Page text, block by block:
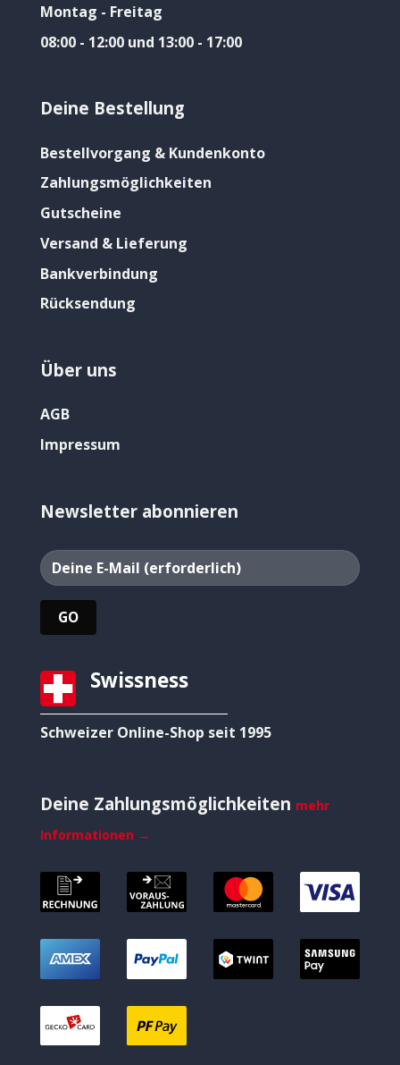
Montag - Freitag
08:00 - 12:00 und 13:00 - 17:00
Deine Bestellung
Bestellvorgang & Kundenkonto
Zahlungsmöglichkeiten
Gutscheine
Versand & Lieferung
Bankverbindung
Rücksendung
Über uns
AGB
Impressum
Newsletter abonnieren
Swissness
Schweizer Online-Shop seit 1995
Deine Zahlungsmöglichkeiten mehr
Informationen →